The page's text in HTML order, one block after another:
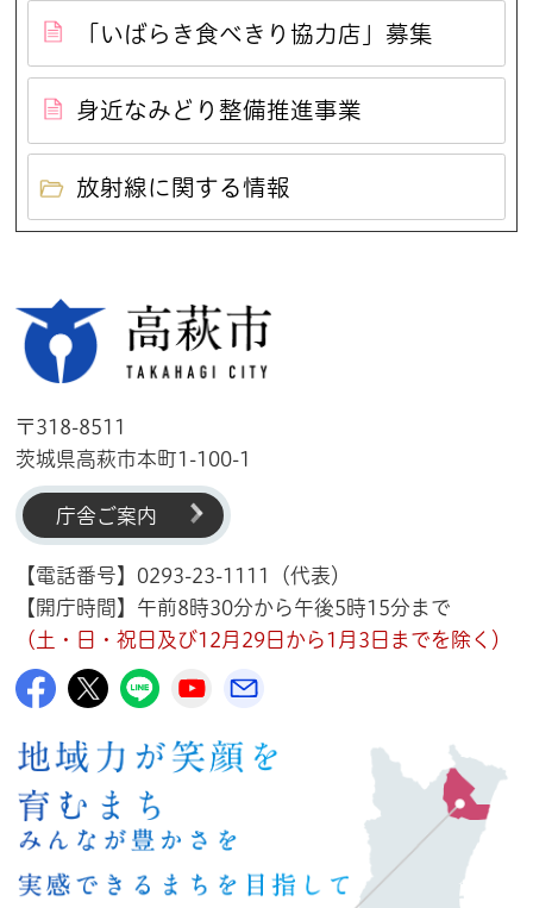
「いばらき食べきり協力店」募集
身近なみどり整備推進事業
放射線に関する情報
〒318-8511
茨城県高萩市本町1-100-1
庁舎ご案内
【電話番号】0293-23-1111（代表）
【開庁時間】午前8時30分から午後5時15分まで
（土・日・祝日及び12月29日から1月3日までを除く）
高萩市公式Facebook
高萩市公式X
高萩市公式LINE
高萩市YouTube公式チャンネル